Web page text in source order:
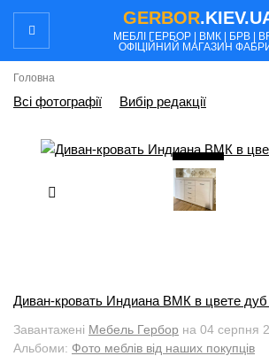
GERBOR
МЕБЛI ГЕРБОР | ВМК | БРВ |
ОФІЦІЙНИЙ МАГАЗИН
Головна
Всі фотографії Вибір редакції
3/ 5
Диван-кровать Индиана ВМК в цвете
Завантажені Мебель Гербор на 04 серпня
Альбоми: Фото меблів від наших покупців